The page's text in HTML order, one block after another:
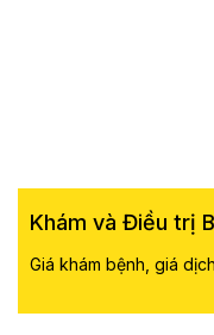
Khám và Điều trị
Giá khám bệnh, giá